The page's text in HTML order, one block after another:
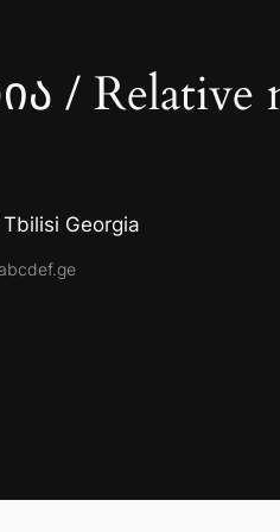
/ Relative
Georgia